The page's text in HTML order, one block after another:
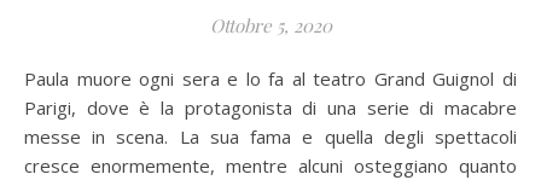
Ottobre 5, 2020
Paula muore ogni sera e lo fa al teatro Grand Guignol di
Parigi, dove è la protagonista di una serie di macabre
messe in scena. La sua fama e quella degli spettacoli
cresce enormemente, mentre alcuni osteggiano quanto